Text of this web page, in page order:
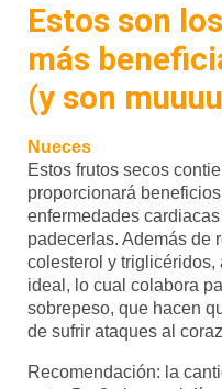
Estos son
más
(y son
Nueces
Estos frutos secos
proporcionará
enfermedades
padecerlas. Además de
colesterol y triglicéridos,
ideal, lo cual colabora
sobrepeso, que hacen
de sufrir ataques al
Recomendación: la